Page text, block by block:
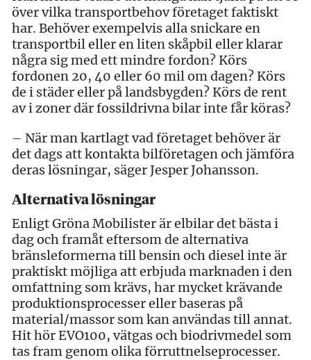
över vilka transportbehov företaget faktiskt
har. Behöver exempelvis alla snickare en
transportbil eller en liten skåpbil eller klarar
några sig med ett mindre fordon? Körs
fordonen 20, 40 eller 60 mil om dagen? Körs
de i städer eller på landsbygden? Körs de rent
av i zoner där fossildrivna bilar inte får köras?
– När man kartlagt vad företaget behöver är
det dags att kontakta bilföretagen och jämföra
deras lösningar, säger Jesper Johansson.
Alternativa lösningar
Enligt Gröna Mobilister är elbilar det bästa i
dag och framåt eftersom de alternativa
bränsleformerna till bensin och diesel inte är
praktiskt möjliga att erbjuda marknaden i den
omfattning som krävs, har mycket krävande
produktionsprocesser eller baseras på
material/massor som kan användas till annat.
Hit hör EVO100, vätgas och biodrivmedel som
tas fram genom olika förruttnelseprocesser.